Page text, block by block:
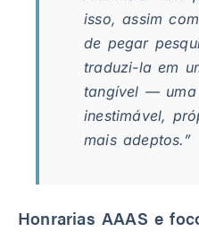
isso, assim
de pegar
traduzi-la em
tangível — uma
inestimável,
mais adeptos.”
Honrarias AAAS e